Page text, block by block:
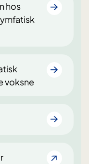
hos
voksne